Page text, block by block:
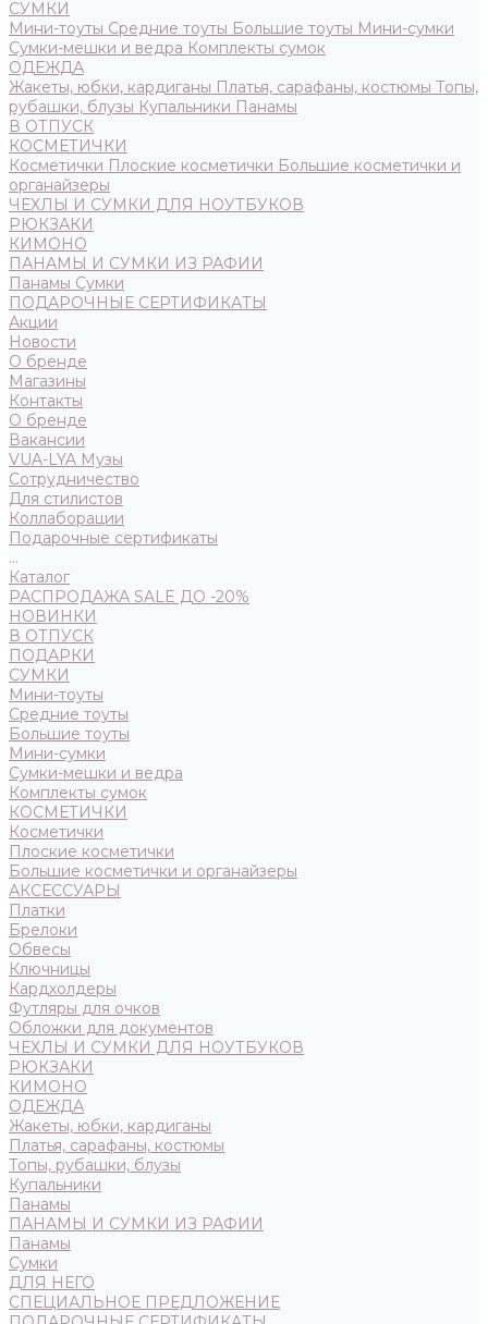
СУМКИ
Мини-тоуты Средние тоуты Большие тоуты Мини-сумки
Сумки-мешки и ведра Комплекты сумок
ОДЕЖДА
Жакеты, юбки, кардиганы Платья, сарафаны, костюмы Топы,
рубашки, блузы Купальники Панамы
В ОТПУСК
КОСМЕТИЧКИ
Косметички Плоские косметички Большие косметички и
органайзеры
ЧЕХЛЫ И СУМКИ ДЛЯ НОУТБУКОВ
РЮКЗАКИ
КИМОНО
ПАНАМЫ И СУМКИ ИЗ РАФИИ
Панамы Сумки
ПОДАРОЧНЫЕ СЕРТИФИКАТЫ
Акции
Новости
О бренде
Магазины
Контакты
О бренде
Вакансии
VUA-LYA Музы
Сотрудничество
Для стилистов
Коллаборации
Подарочные сертификаты
...
Каталог
РАСПРОДАЖА SALE ДО -20%
НОВИНКИ
В ОТПУСК
ПОДАРКИ
СУМКИ
Мини-тоуты
Средние тоуты
Большие тоуты
Мини-сумки
Сумки-мешки и ведра
Комплекты сумок
КОСМЕТИЧКИ
Косметички
Плоские косметички
Большие косметички и органайзеры
АКСЕССУАРЫ
Платки
Брелоки
Обвесы
Ключницы
Кардхолдеры
Футляры для очков
Обложки для документов
ЧЕХЛЫ И СУМКИ ДЛЯ НОУТБУКОВ
РЮКЗАКИ
КИМОНО
ОДЕЖДА
Жакеты, юбки, кардиганы
Платья, сарафаны, костюмы
Топы, рубашки, блузы
Купальники
Панамы
ПАНАМЫ И СУМКИ ИЗ РАФИИ
Панамы
Сумки
ДЛЯ НЕГО
СПЕЦИАЛЬНОЕ ПРЕДЛОЖЕНИЕ